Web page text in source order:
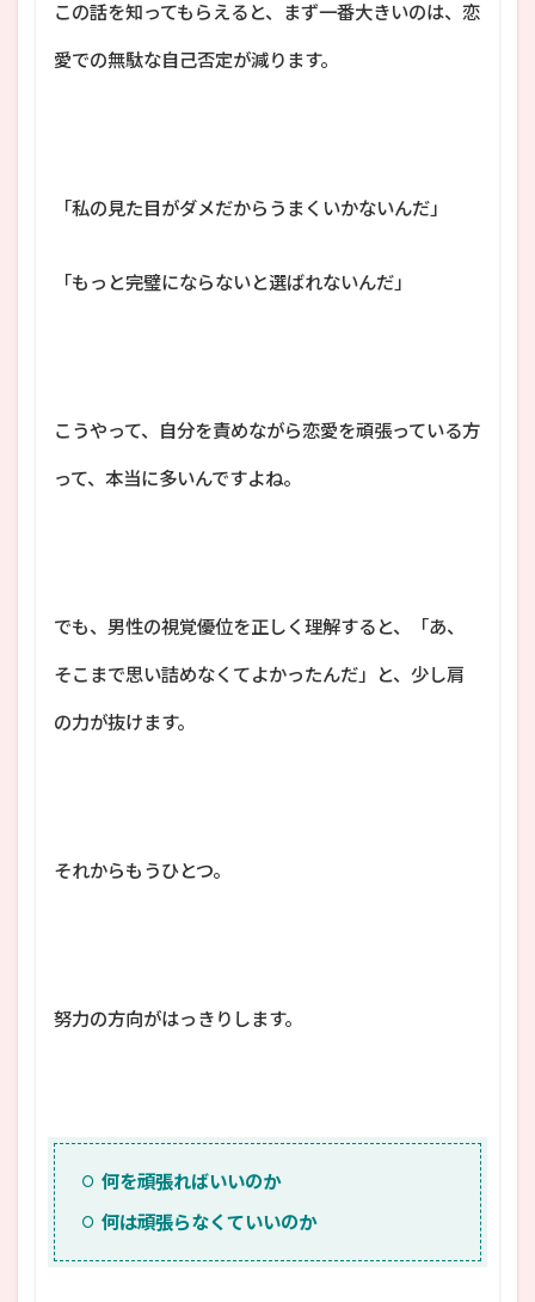
この話を知ってもらえると、まず一番大きいのは、恋
愛での無駄な自己否定が減ります。
「私の見た目がダメだからうまくいかないんだ」
「もっと完璧にならないと選ばれないんだ」
こうやって、自分を責めながら恋愛を頑張っている方
って、本当に多いんですよね。
でも、男性の視覚優位を正しく理解すると、「あ、
そこまで思い詰めなくてよかったんだ」と、少し肩
の力が抜けます。
それからもうひとつ。
努力の方向がはっきりします。
何を頑張ればいいのか
何は頑張らなくていいのか